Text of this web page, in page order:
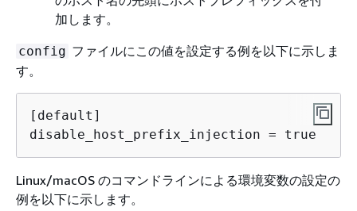
加します。
config ファイルにこの値を設定する例を以下に示しま
す。
[default]
disable_host_prefix_injection = true
Linux/macOS のコマンドラインによる環境変数の設定の
例を以下に示します。